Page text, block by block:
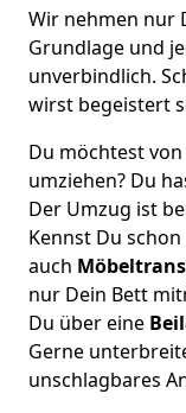
Wir nehmen nur
Grundlage und
unverbindlich.
wirst begeistert
Du möchtest
umziehen? Du
Der Umzug ist
Kennst Du
auch
nur Dein Bett
Du über eine
Gerne
unschlagbares